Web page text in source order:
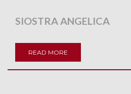
SIOSTRA ANGELICA
READ MORE